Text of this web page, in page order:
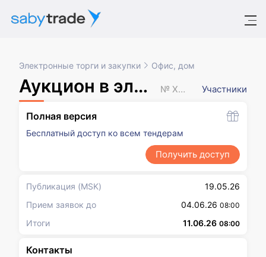
Электронные торги и закупки Офис, дом
Аукцион в электронной форме № XXXXXXX Участники
Полная версия
Бесплатный доступ ко всем тендерам
Получить доступ
Публикация (MSK)
19.05.26
Прием заявок до
04.06.26 08:00
Итоги 11.06.26 08:00
Контакты